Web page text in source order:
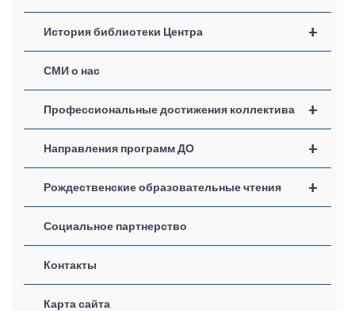
+
История библиотеки Центра
СМИ о нас
+
Профессиональные достижения коллектива
+
Направления программ ДО
+
Рождественские образовательные чтения
Социальное партнерство
Контакты
Карта сайта